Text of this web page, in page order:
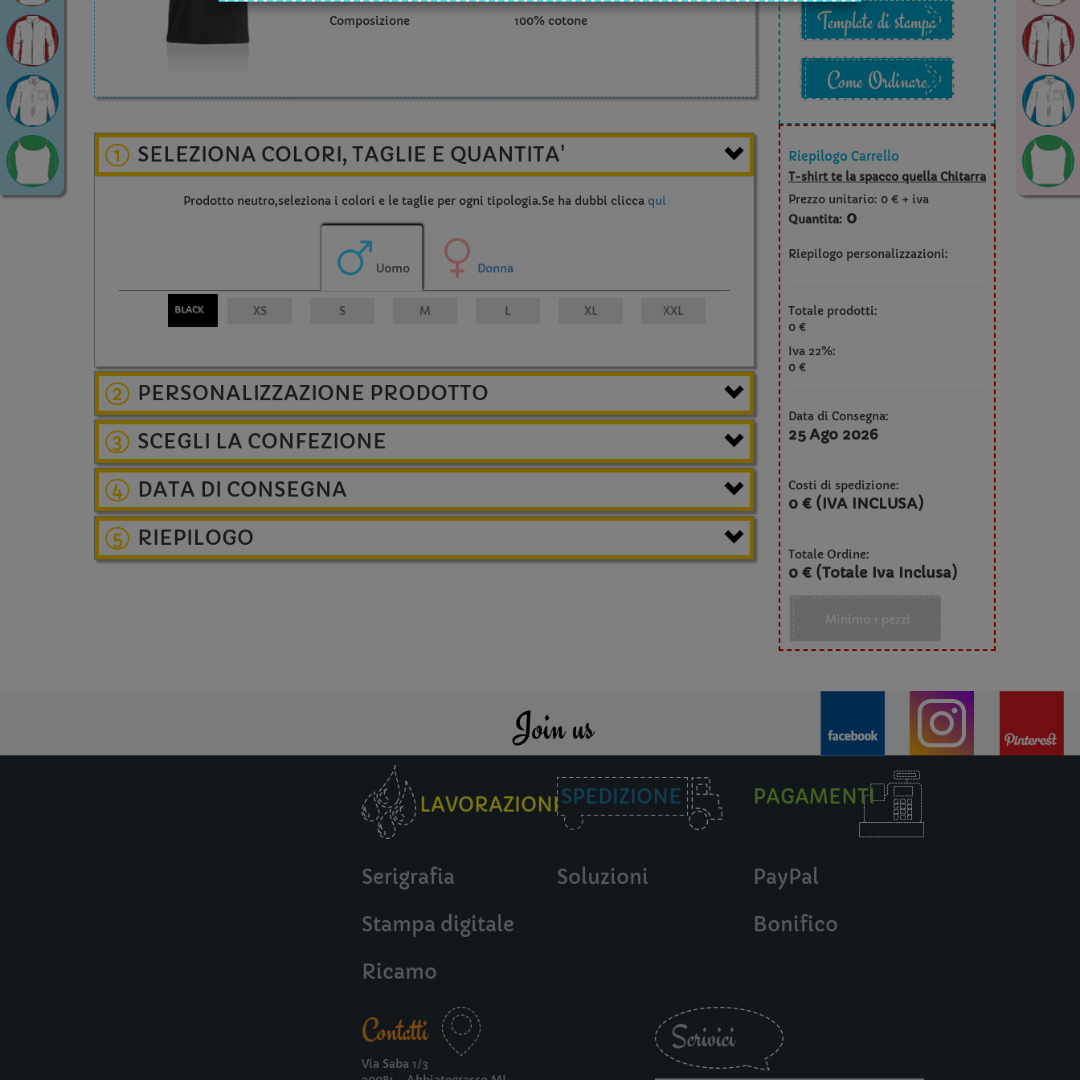
Composizione 100% cotone
Template di stampa
Come Ordinare
1 SELEZIONA COLORI, TAGLIE E QUANTITA'
Prodotto neutro,seleziona i colori e le taglie per ogni tipologia.Se ha dubbi cliccaqui
Uomo Donna
BLACK
2 PERSONALIZZAZIONE PRODOTTO
3 SCEGLI LA CONFEZIONE
4 DATA DI CONSEGNA
5 RIEPILOGO
Riepilogo Carrello
T-shirt te la spacco quella Chitarra
Prezzo unitario: 0 € + iva
Quantita: 0
Riepilogo personalizzazioni:
Totale prodotti:
0 €
Iva 22%:
0 €
Data di Consegna:
25 Ago 2026
Costi di spedizione:
0 € (IVA INCLUSA)
Totale Ordine:
0 € (Totale Iva Inclusa)
Join us
LAVORAZIONI
Serigrafia
Stampa digitale
Ricamo
SPEDIZIONE
Soluzioni
PAGAMENTI
PayPal
Bonifico
Contatti
Via Saba 1/3
Scrivici